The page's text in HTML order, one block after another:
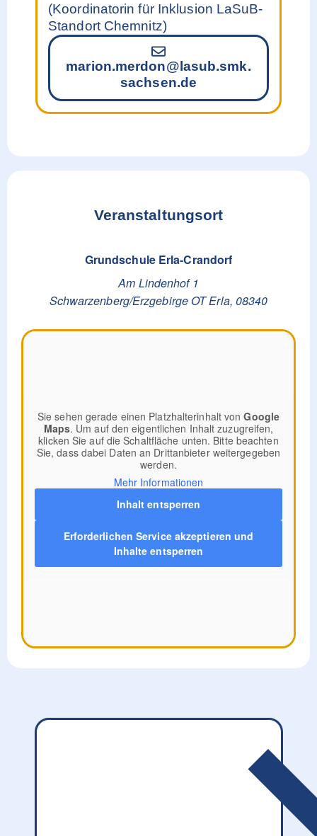
(Koordinatorin für Inklusion LaSuB-
Standort Chemnitz)
marion.merdon@lasub.smk.
sachsen.de
Veranstaltungsort
Grundschule Erla-Crandorf
Am Lindenhof 1
Schwarzenberg/Erzgebirge OT Erla, 08340
Sie sehen gerade einen Platzhalterinhalt vonGoogle
Maps. Um auf den eigentlichen Inhalt zuzugreifen,
klicken Sie auf die Schaltfläche unten. Bitte beachten
Sie, dass dabei Daten an Drittanbieter weitergegeben
werden.
Mehr Informationen
Inhalt entsperren
Erforderlichen Service akzeptieren und
Inhalte entsperren